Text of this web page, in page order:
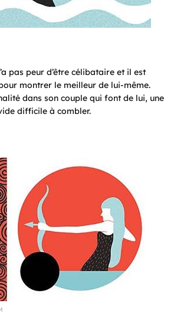
pas peur d’être célibataire et il est
montrer le meilleur de lui-même.
dans son couple qui font de lui, une
difficile à combler.